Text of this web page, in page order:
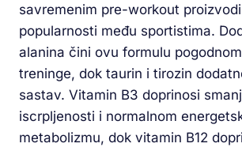
savremenim pre-workout
popularnosti među sportistima.
alanina čini ovu formulu
treninge, dok taurin i tirozin
sastav. Vitamin B3 doprinosi
iscrpljenosti i normalnom
metabolizmu, dok vitamin B12